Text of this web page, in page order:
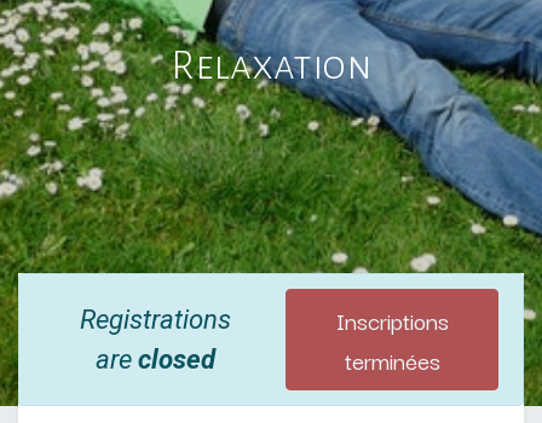
Relaxation
Registrations
areclosed
Inscriptions
terminées